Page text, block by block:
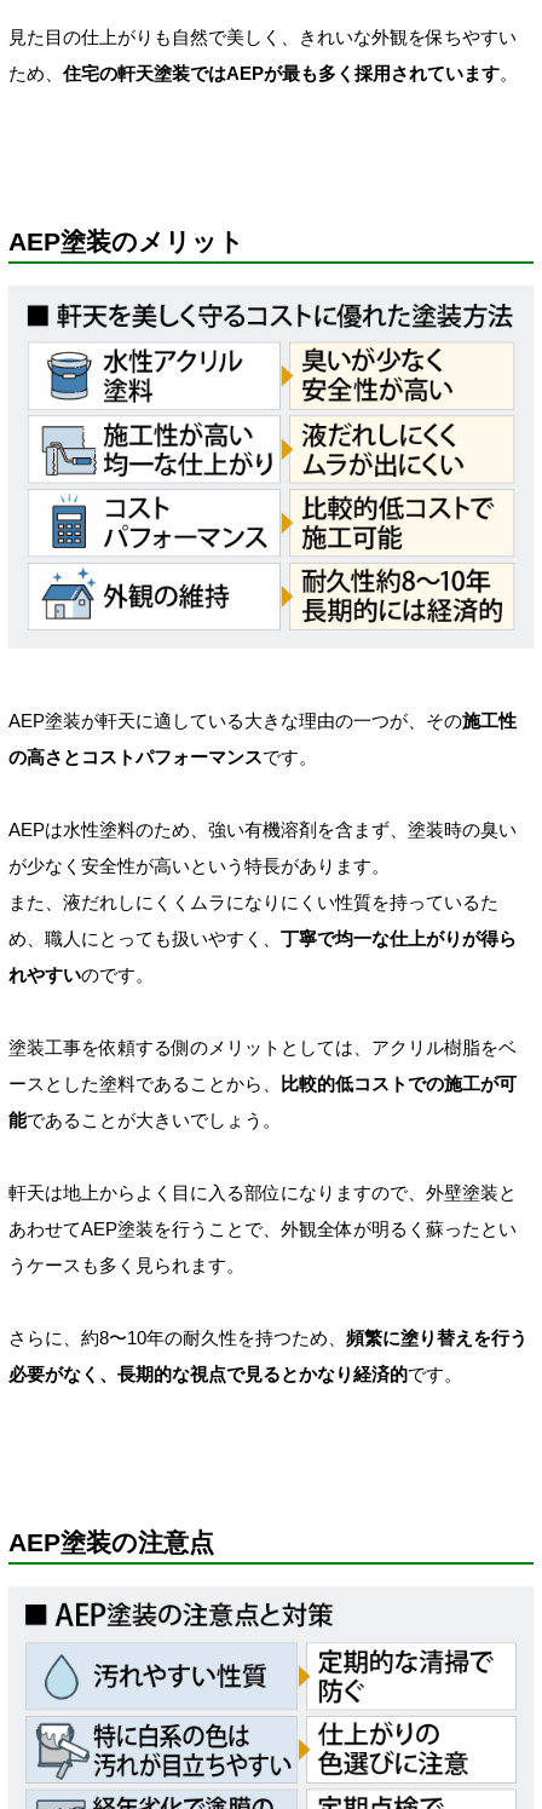
見た目の仕上がりも自然で美しく、きれいな外観を保ちやすい
ため、 住宅の軒天塗装ではAEPが最も多く採用されています。
AEP塗装のメリット
AEP塗装が軒天に適している大きな理由の一つが、その施工性
の高さとコストパフォーマンスです。
AEPは水性塗料のため、強い有機溶剤を含まず、塗装時の臭い
が少なく安全性が高いという特長があります。
また、液だれしにくくムラになりにくい性質を持っているた
め、職人にとっても扱いやすく、 丁寧で均一な仕上がりが得ら
れやすいのです。
塗装工事を依頼する側のメリットとしては、アクリル樹脂をベ
ースとした塗料であることから、
比較的低コストでの施工が可
能であることが大きいでしょう。
軒天は地上からよく目に入る部位になりますので、外壁塗装と
あわせてAEP塗装を行うことで、外観全体が明るく蘇ったとい
うケースも多く見られます。
さらに、約8〜10年の耐久性を持つため、 頻繁に塗り替えを行う
必要がなく、長期的な視点で見るとかなり経済的です。
AEP塗装の注意点